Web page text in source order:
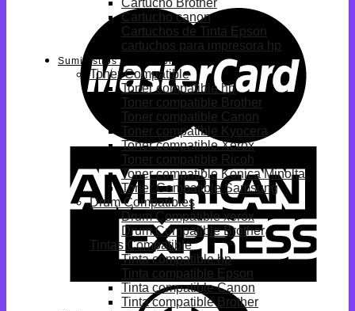
Cartucho Brother
Cartucho canon
Cartuchos de Tinta Epson
cartuchos para impresora hp
Suministros Compatibles
Toner Compatible
Toner compatible hp
Toner compatible Brother
Toner compatible Canon
Toner compatible Kyocera
Toner compatible Xerox
Toner compatible Ricoh
Toner compatible Konica Minolta
Toner Compatible Samsung
Drum Compatibles
Drum Compatible xerox
Drum Compatible Brother
Tintas Compatible
Tinta compatible hp
Tinta compatible Epson
Tinta compatible Canon
Tinta compatible Brother